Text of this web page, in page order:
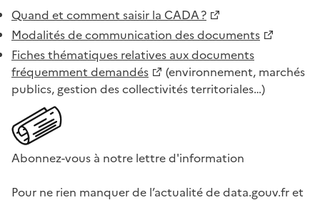
Quand et comment saisir la CADA ?
Modalités de communication des documents
Fiches thématiques relatives aux documents
fréquemment demandés
(environnement, marchés
publics, gestion des collectivités territoriales…)
Abonnez-vous à notre lettre d'information
Pour ne rien manquer de l’actualité de data.gouv.fr et